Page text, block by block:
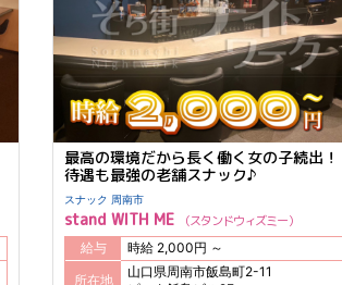
最高の環境だから長く働く女の子続出！
待遇も最強の老舗スナック♪
スナック 周南市
stand WITH ME スタンドウィズミー
給与 時給 2,000円 ～
所在地
山口県周南市飯島町2-11